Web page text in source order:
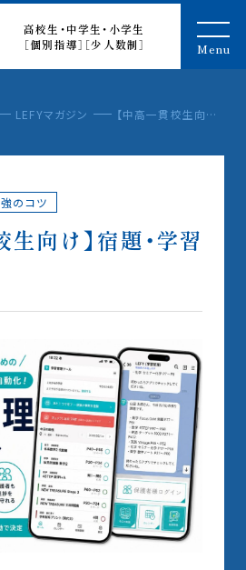
LEFY（レフィー）
高校生・中学生・小学生
［個別指導］［少人数制］
Menu
LEFYマガジン 【中高一貫校生向け】宿題・学習管理ツール
のコツ
生向け】宿題・学習